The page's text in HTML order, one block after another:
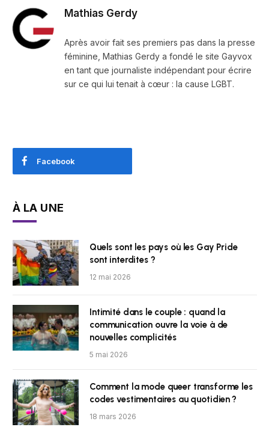
Mathias Gerdy
Après avoir fait ses premiers pas dans la presse
féminine, Mathias Gerdy a fondé le site Gayvox
en tant que journaliste indépendant pour écrire
sur ce qui lui tenait à cœur : la cause LGBT.
Facebook
À LA UNE
Quels sont les pays où les Gay Pride
sont interdites ?
12 mai 2026
Intimité dans le couple : quand la
communication ouvre la voie à de
nouvelles complicités
5 mai 2026
Comment la mode queer transforme les
codes vestimentaires au quotidien ?
18 mars 2026